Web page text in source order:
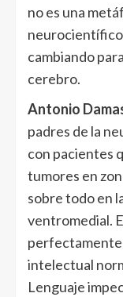
no es una
neurocientífico
cambiando
cerebro.
Antonio
padres de la
con pacientes
tumores en
sobre todo en
ventromedial.
intelectual
Lenguaje